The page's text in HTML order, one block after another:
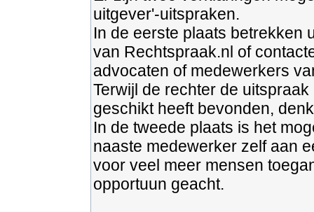
uitgever'-uitspraken.
In de eerste plaats betrekken
van Rechtspraak.nl of
advocaten of medewerkers
Terwijl de rechter de
geschikt heeft bevonden,
In de tweede plaats is het
naaste medewerker zelf aan
voor veel meer mensen
opportuun geacht.